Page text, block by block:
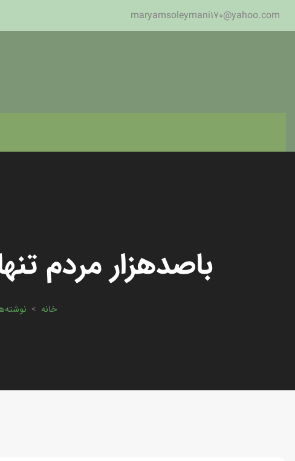
maryamsoleymani170@yahoo.com
باصدهزار مردم
خانه >